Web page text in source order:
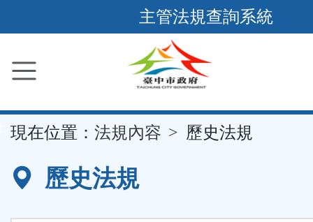
到
要
容
區
主管法規查詢系統
現在位置： 法規內容 歷史法規
歷史法規